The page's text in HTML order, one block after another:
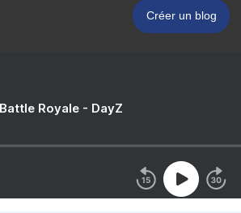
Créer un blog
Royale - DayZ